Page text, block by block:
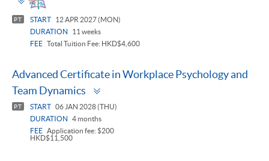
panel
PT START
12 APR 2027 (MON)
DURATION
11 weeks
FEE Total Tuition Fee: HKD$4,600
Advanced Certificate in Workplace Psychology and
Team Dynamics
PT START 06 JAN 2028 (THU)
DURATION
4 months
FEE Application fee: $200
HKD$11,500